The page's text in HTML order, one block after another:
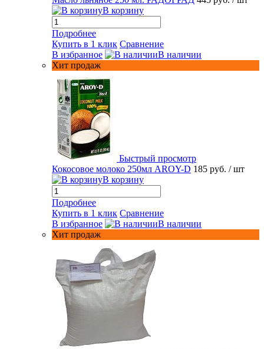
В корзину
Подробнее
Купить в 1 клик Сравнение
В избранное
В наличии
Хит продаж
Быстрый просмотр
Кокосовое молоко 250мл AROY-D 185 руб. / шт
В корзину
Подробнее
Купить в 1 клик Сравнение
В избранное
В наличии
Хит продаж